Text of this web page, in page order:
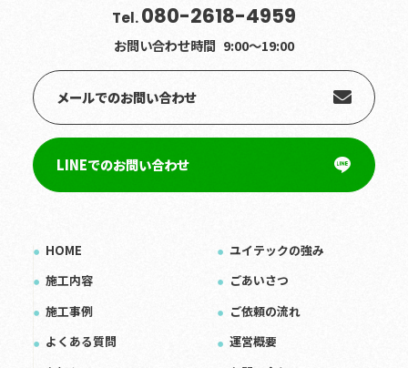
Tel. 080-2618-4959
お問い合わせ時間 9:00〜19:00
メールでのお問い合わせ
LINEでのお問い合わせ
HOME
ユイテックの強み
施工内容
ごあいさつ
施工事例
ご依頼の流れ
よくある質問
運営概要